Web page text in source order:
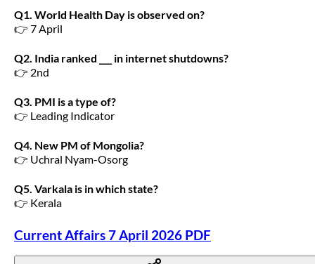
Q1. World Health Day is observed on?
👉 7 April
Q2. India ranked ___ in internet shutdowns?
👉 2nd
Q3. PMI is a type of?
👉 Leading Indicator
Q4. New PM of Mongolia?
👉 Uchral Nyam-Osorg
Q5. Varkala is in which state?
👉 Kerala
Current Affairs 7 April 2026 PDF